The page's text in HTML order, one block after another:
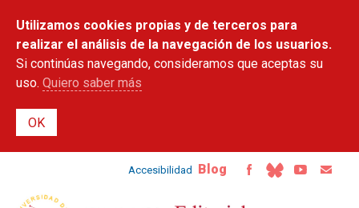
contenido
principal
Utilizamos cookies propias y de terceros para
realizar el análisis de la navegación de los usuarios.
Si continúas navegando, consideramos que aceptas su
uso. Quiero saber más
Accesibilidad Blog